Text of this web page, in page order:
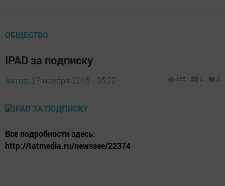
ОБЩЕСТВО
IPAD за подписку
Автор, 27 ноября 2015 - 05:22 855 0 0
Все подробности здесь:
http://tatmedia.ru/newssee/22374